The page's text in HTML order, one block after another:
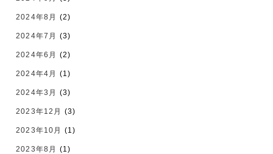
2024年8月 (2)
2024年7月 (3)
2024年6月 (2)
2024年4月 (1)
2024年3月 (3)
2023年12月 (3)
2023年10月 (1)
2023年8月 (1)